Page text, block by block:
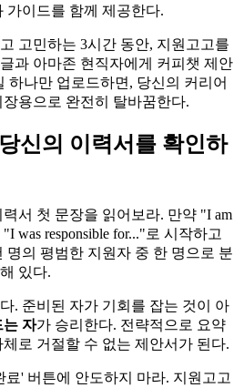
가이드를 함께 제공한다.
고민하는 3시간 동안, 지원고고를
과 아마존 현직자에게 커피챗 제안
하나만 업로드하면, 당신의 커리어
용으로 완전히 탈바꿈한다.
신의 이력서를 확인하
서 첫 문장을 읽어보라. 만약 "I am
was responsible for..."로 시작하고
명의 평범한 지원자 중 한 명으로 분
있다.
. 준비된 자가 기회를 잡는 것이 아
는 자가 승리한다. 전략적으로 요약
로 거절할 수 없는 제안서가 된다.
' 버튼에 안도하지 마라. 지원고고